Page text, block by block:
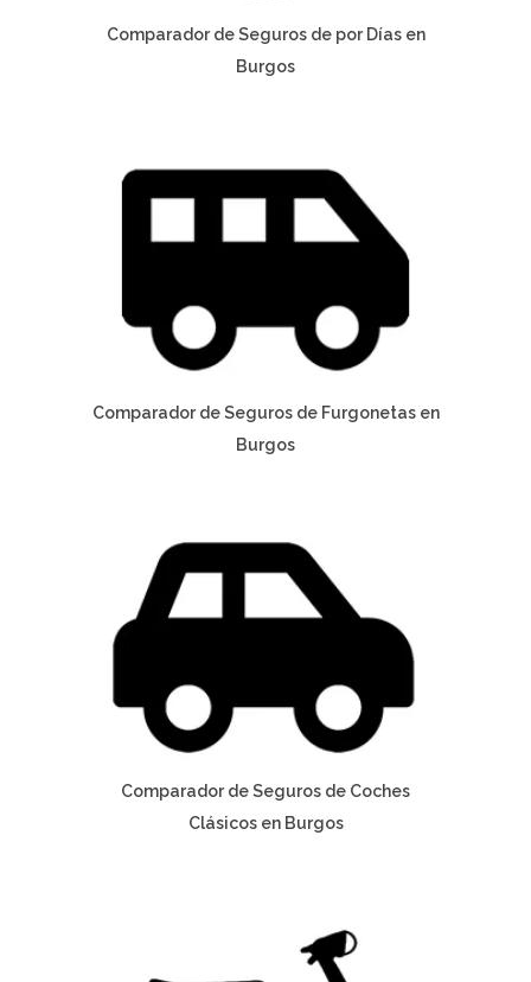
Comparador de Seguros de por Días en
Burgos
Comparador de Seguros de Furgonetas en
Burgos
Comparador de Seguros de Coches
Clásicos en Burgos